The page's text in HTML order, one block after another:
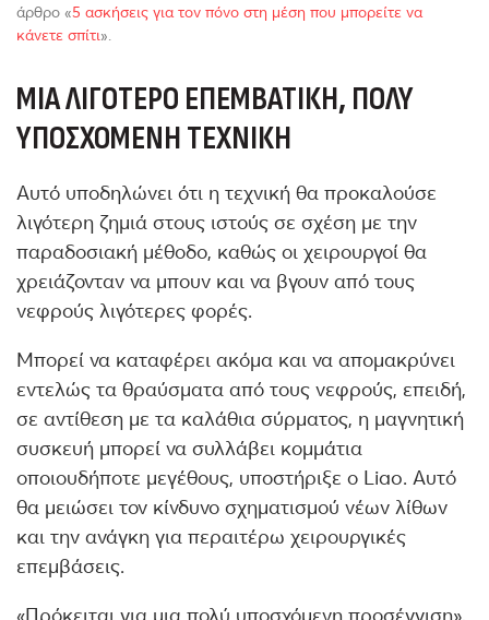
άρθρο «5 ασκήσεις για τον πόνο στη μέση που μπορείτε να
κάνετε σπίτι».
ΜΙΑ ΛΙΓΌΤΕΡΟ ΕΠΕΜΒΑΤΙΚΉ, ΠΟΛΎ
ΥΠΟΣΧΌΜΕΝΗ ΤΕΧΝΙΚΉ
Αυτό υποδηλώνει ότι η τεχνική θα προκαλούσε
λιγότερη ζημιά στους ιστούς σε σχέση με την
παραδοσιακή μέθοδο, καθώς οι χειρουργοί θα
χρειάζονταν να μπουν και να βγουν από τους
νεφρούς λιγότερες φορές.
Μπορεί να καταφέρει ακόμα και να απομακρύνει
εντελώς τα θραύσματα από τους νεφρούς, επειδή,
σε αντίθεση με τα καλάθια σύρματος, η μαγνητική
συσκευή μπορεί να συλλάβει κομμάτια
οποιουδήποτε μεγέθους, υποστήριξε ο Liao. Αυτό
θα μειώσει τον κίνδυνο σχηματισμού νέων λίθων
και την ανάγκη για περαιτέρω χειρουργικές
επεμβάσεις.
«Πρόκειται για μια πολύ υποσχόμενη προσέγγιση»,